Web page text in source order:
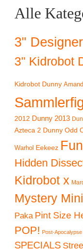
Alle
3"
3" Kidrobot
Kidrobot Dunny
2012 Dunny 2013
Azteca 2 Dunny Odd
Warhol Eekeez
Hidden
Kidrobot x
Mystery
Paka Pint Size
POP! Post-Apocalypse
SPECIALS